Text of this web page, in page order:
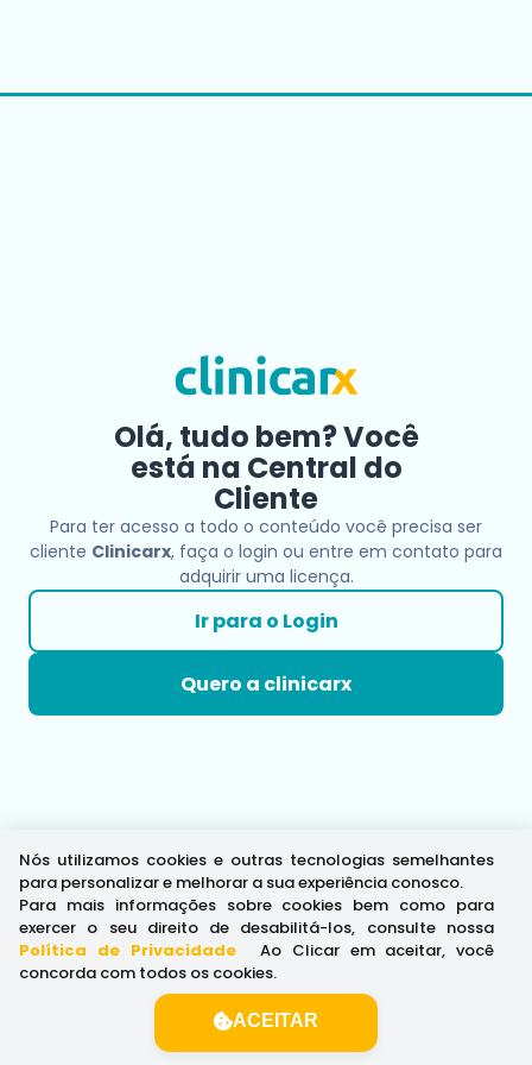
Olá, tudo bem? Você
está na Central do
Cliente
Para ter acesso a todo o conteúdo você precisa ser
cliente Clinicarx, faça o login ou entre em contato para
adquirir uma licença.
Ir para o Login
Quero a clinicarx
Nós utilizamos cookies e outras tecnologias semelhantes
para personalizar e melhorar a sua experiência conosco.
Para mais informações sobre cookies bem como para
exercer o seu direito de desabilitá-los, consulte nossa
Política de Privacidade.
Ao Clicar em aceitar, você
concorda com todos os cookies.
ACEITAR